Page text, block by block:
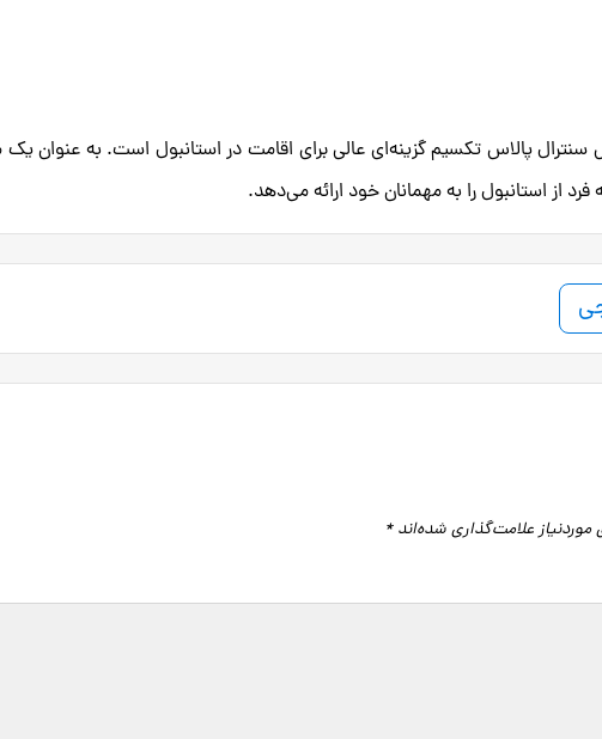
سنترال پالاس تکسیم گزینه‌ای عالی برای اقامت در استانبول است. به عنوان یک
از استانبول را به مهمانان خود ارائه می‌دهد.
علامت‌گذاری شده‌اند*